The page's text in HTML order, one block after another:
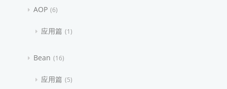
AOP 6
应用篇 1
Bean 16
应用篇 5